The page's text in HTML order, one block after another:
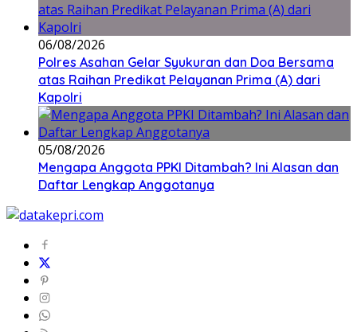
06/08/2026
Polres Asahan Gelar Syukuran dan Doa Bersama
atas Raihan Predikat Pelayanan Prima (A) dari
Kapolri
05/08/2026
Mengapa Anggota PPKI Ditambah? Ini Alasan dan
Daftar Lengkap Anggotanya